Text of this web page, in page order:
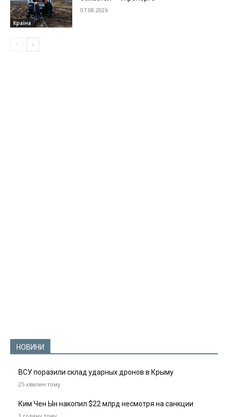
Країна
07.08.2026
НОВИНИ
ВСУ поразили склад ударных дронов в Крыму
25 хвилин тому
Ким Чен Ын накопил $22 млрд несмотря на санкции